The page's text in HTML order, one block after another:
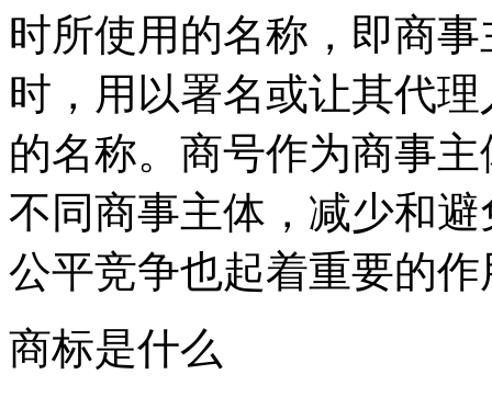
时所使用的名称，即商
时，用以署名或让其代
的名称。商号作为商事
不同商事主体，减少和
公平竞争也起着重要的作
商标是什么